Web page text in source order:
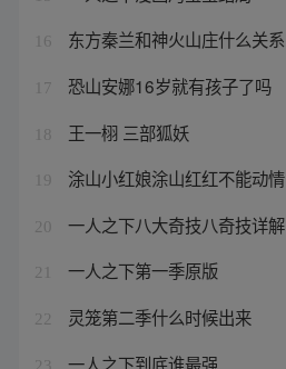
16 东方秦兰和神火山庄什么关系
17 恐山安娜16岁就有孩子了吗
18 王一栩 三部狐妖
19 涂山小红娘涂山红红不能动情
20 一人之下八大奇技八奇技详解
21 一人之下第一季原版
22 灵笼第二季什么时候出来
23 一人之下到底谁最强